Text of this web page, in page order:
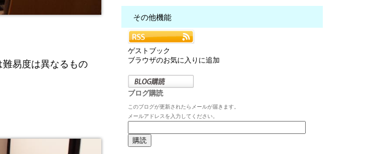
易度は異なるもの
その他機能
ゲストブック
ブラウザのお気に入りに追加
ブログ購読
このブログが更新されたらメールが届きます。
メールアドレスを入力してください。